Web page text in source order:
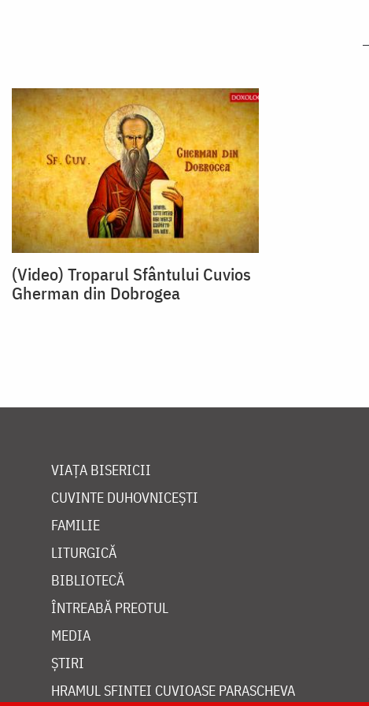
(Video) Troparul Sfântului Cuvios
Gherman din Dobrogea
VIAȚA BISERICII
CUVINTE DUHOVNICEȘTI
FAMILIE
LITURGICĂ
BIBLIOTECĂ
ÎNTREABĂ PREOTUL
MEDIA
ȘTIRI
HRAMUL SFINTEI CUVIOASE PARASCHEVA